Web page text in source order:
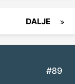
DALJE
#89